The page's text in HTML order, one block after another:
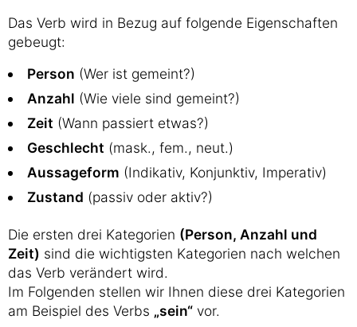
Das Verb wird in Bezug auf folgende Eigenschaften
gebeugt:
Person (Wer ist gemeint?)
Anzahl (Wie viele sind gemeint?)
Zeit (Wann passiert etwas?)
Geschlecht (mask., fem., neut.)
Aussageform (Indikativ, Konjunktiv, Imperativ)
Zustand (passiv oder aktiv?)
Die ersten drei Kategorien (Person, Anzahl und
Zeit) sind die wichtigsten Kategorien nach welchen
das Verb verändert wird.
Im Folgenden stellen wir Ihnen diese drei Kategorien
am Beispiel des Verbs „sein“ vor.